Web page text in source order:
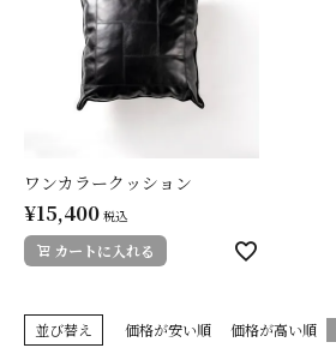
ワンカラークッション
¥15,400 税込
カートに入れる
並び替え 価格が安い順 価格が高い順